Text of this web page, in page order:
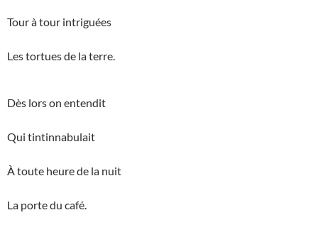
Tour à tour intriguées
Les tortues de la terre.
Dès lors on entendit
Qui tintinnabulait
À toute heure de la nuit
La porte du café.